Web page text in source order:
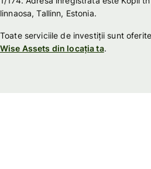
linnaosa, Tallinn, Estonia.
Toate serviciile de investiții sunt
Wise Assets din locația ta.